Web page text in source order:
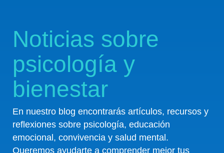
Noticias sobre
psicología y
bienestar
En nuestro blog encontrarás artículos, recursos y
reflexiones sobre psicología, educación
emocional, convivencia y salud mental.
Queremos ayudarte a comprender mejor tus